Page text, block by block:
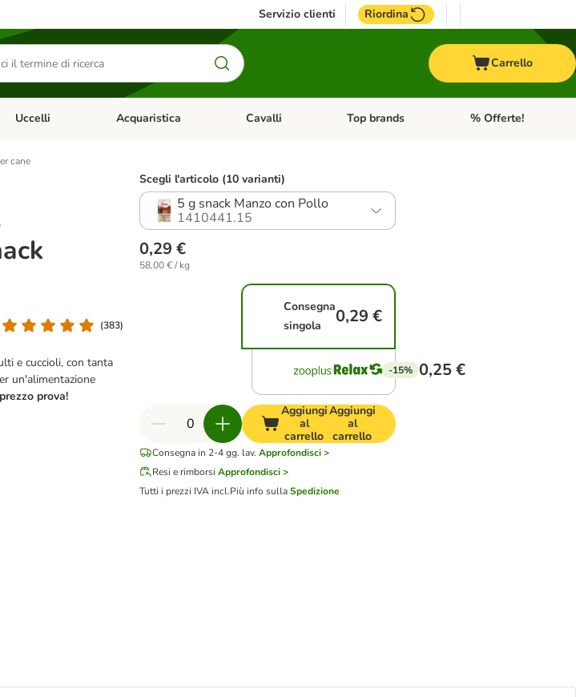
Servizio clienti Riordina
Carrello
antiparassitari
Apri Menu Categoria: Piccoli animali
Uccelli Apri Menu Categoria: Uccelli
Acquaristica Apri Menu Categoria: Acquaristica
Cavalli Apri Menu Categoria: Cavalli
Top brands Apri Menu Categoria:
% Offerte!
cane
(383)
e cuccioli, con tanta
un'alimentazione
prova!
Scegli l'articolo (10 varianti)
5 g snack Manzo con Pollo
1410441.15
0,29 €
58,00 € / kg
Consegna
singola
0,29 €
-15% 0,25 €
Aggiungi
al
carrello
Aggiungi
al
carrello
Consegna in 2-4 gg. lav. Approfondisci >
Resi e rimborsi Approfondisci >
Tutti i prezzi IVA incl.Più info sullaSpedizione